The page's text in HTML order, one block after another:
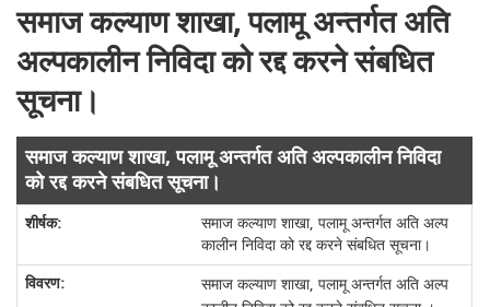
समाज कल्याण शाखा, पलामू अन्तर्गत अति
अल्पकालीन निविदा को रद्द करने संबधित
सूचना।
समाज कल्याण शाखा, पलामू अन्तर्गत अति अल्पकालीन निविदा
को रद्द करने संबधित सूचना।
समाज कल्याण शाखा, पलामू अन्तर्गत अति अल्प
कालीन निविदा को रद्द करने संबधित सूचना।
समाज कल्याण शाखा, पलामू अन्तर्गत अति अल्प